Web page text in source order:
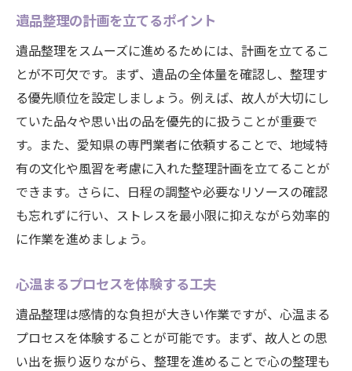
故人への感謝を込めた愛知県の遺品整理のポイ
ント
感謝の気持ちを込めて整理を進める
愛知県の文化を活かした遺品整理法
故人の思いを尊重した片付けの重要性
感謝を表すための具体的なアプローチ
心温まる整理で故人への感謝を伝える
遺品整理を通じて感謝を表現する方法
遺品整理の計画を立てるポイント
遺品整理をスムーズに進めるためには、計画を立てるこ
とが不可欠です。まず、遺品の全体量を確認し、整理す
る優先順位を設定しましょう。例えば、故人が大切にし
ていた品々や思い出の品を優先的に扱うことが重要で
す。また、愛知県の専門業者に依頼することで、地域特
有の文化や風習を考慮に入れた整理計画を立てることが
できます。さらに、日程の調整や必要なリソースの確認
も忘れずに行い、ストレスを最小限に抑えながら効率的
に作業を進めましょう。
心温まるプロセスを体験する工夫
遺品整理は感情的な負担が大きい作業ですが、心温まる
プロセスを体験することが可能です。まず、故人との思
い出を振り返りながら、整理を進めることで心の整理も